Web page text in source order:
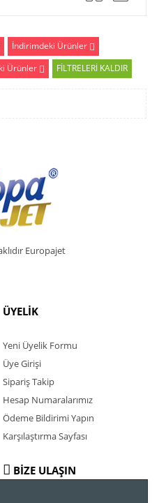
İndirimdeki Ürünler
Ürünler FİLTRELERİ KALDIR
Europajet
ÜYELİK
Yeni Üyelik Formu
Üye Girişi
Sipariş Takip
Hesap Numaralarımız
Ödeme Bildirimi Yapın
Karşılaştırma Sayfası
BİZE ULAŞIN